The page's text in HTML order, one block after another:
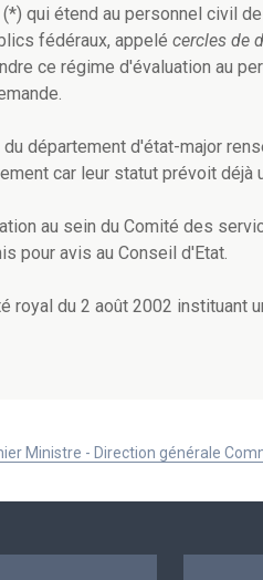
qui étend au personnel civil
fédéraux, appelé cercles de
ce régime d'évaluation au
département d'état-major
car leur statut prévoit déjà
au sein du Comité des
pour avis au Conseil d'Etat.
royal du 2 août 2002 instituant
Ministre - Direction générale